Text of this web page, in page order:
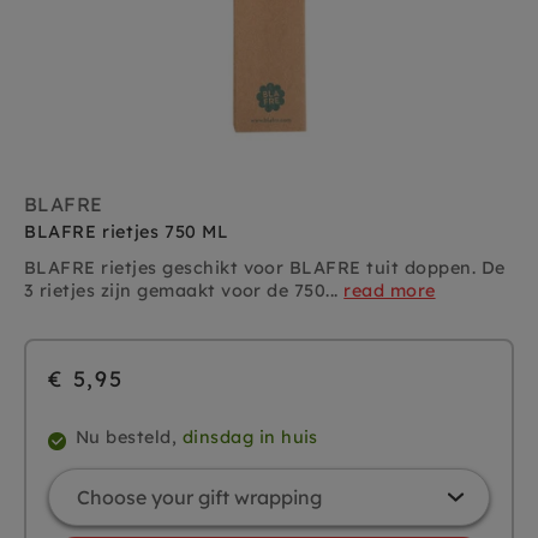
BLAFRE
BLAFRE rietjes 750 ML
BLAFRE rietjes geschikt voor BLAFRE tuit doppen. De
3 rietjes zijn gemaakt voor de 750... read more
€ 5,95
Nu besteld, dinsdag in huis